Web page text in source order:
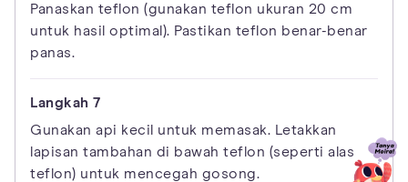
Panaskan teflon (gunakan teflon ukuran 20 cm
untuk hasil optimal). Pastikan teflon benar-benar
panas.
Gunakan api kecil untuk memasak. Letakkan
lapisan tambahan di bawah teflon (seperti alas
teflon) untuk mencegah gosong.